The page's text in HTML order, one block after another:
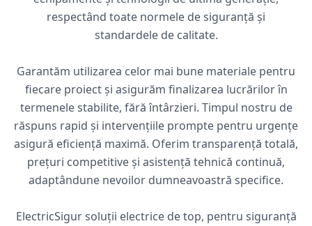
respectând toate normele de siguranță și
standardele de calitate.
Garantăm utilizarea celor mai bune materiale pentru
fiecare proiect și asigurăm finalizarea lucrărilor în
termenele stabilite, fără întârzieri. Timpul nostru de
răspuns rapid și intervențiile prompte pentru urgențe
asigură eficiență maximă. Oferim transparență totală,
prețuri competitive și asistență tehnică continuă,
adaptândune nevoilor dumneavoastră specifice.
ElectricSigur soluții electrice de top, pentru siguranță